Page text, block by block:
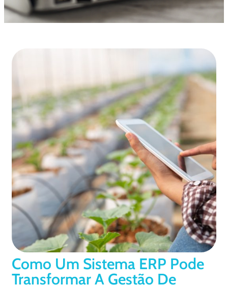
Como Um Sistema ERP Pode
Transformar A Gestão De